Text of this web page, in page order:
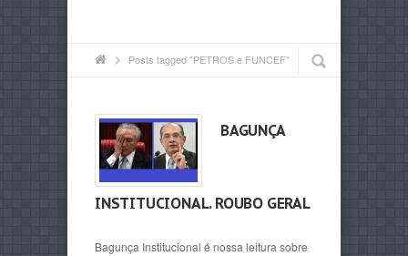
Posts tagged "PETROS e FUNCEF"
BAGUNÇA
INSTITUCIONAL. ROUBO GERAL
Bagunça Institucional é nossa leitura sobre